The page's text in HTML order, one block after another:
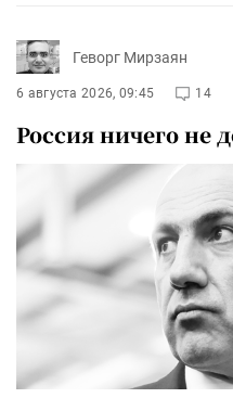
Геворг Мирзаян
6 августа 2026, 09:45 14
Россия ничего не